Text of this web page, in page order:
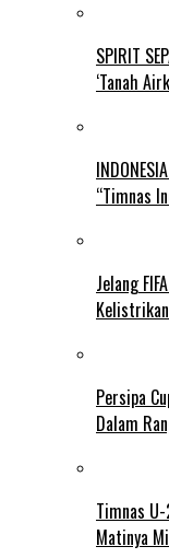
SPIRIT
‘Tanah
“Timnas
Jelang
Persipa
Dalam
Timnas
Matinya